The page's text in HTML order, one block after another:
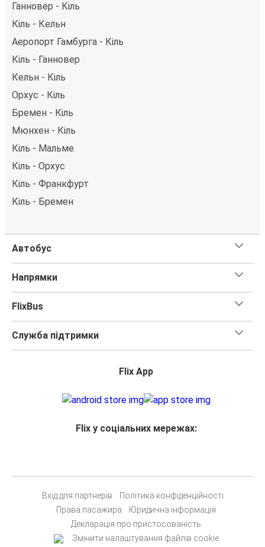
Ганновер - Кіль
Кіль - Кельн
Аеропорт Гамбурга - Кіль
Кіль - Ганновер
Кельн - Кіль
Орхус - Кіль
Бремен - Кіль
Мюнхен - Кіль
Кіль - Мальме
Кіль - Орхус
Кіль - Франкфурт
Кіль - Бремен
Автобус
Напрямки
FlixBus
Служба підтримки
Flix App
Flix у соціальних мережах:
Вхід для партнерів
Політика конфіденційності
Права пасажира
Юридична інформація
Декларація про пристосованість
Змінити налаштування файлів cookie